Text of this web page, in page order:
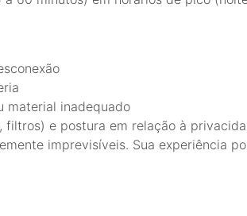
material inadequado
filtros) e postura em relação à
imprevisíveis. Sua experiência